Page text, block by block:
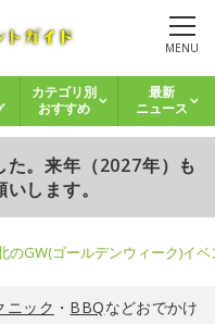
MENU
カテゴリ別
おすすめ
最新
ニュース
。来年（2027年）も
します。
のGW(ゴールデンウィーク)イ
ニック ・ BBQなどおでかけ